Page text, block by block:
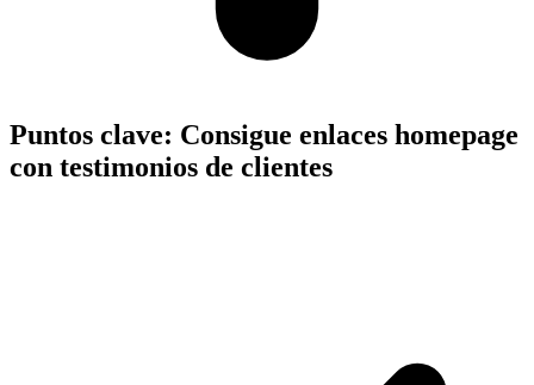
Puntos clave: Consigue enlaces homepage
con testimonios de clientes